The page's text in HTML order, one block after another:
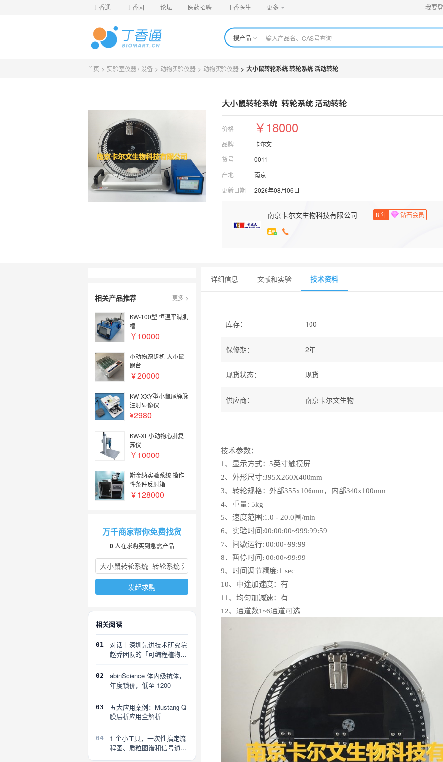
丁香通 丁香园 论坛 医药招聘 丁香医生 更多 我要
搜产品
首页 > 实验室仪器 / 设备 > 动物实验仪器 > 动物实验仪器 > 大小鼠转轮系统 转轮系统 活动转轮
大小鼠转轮系统  转轮系统 活动转轮
价格 ￥18000
品牌
卡尔文
货号
0011
产地
南京
更新日期
2026年08月06日
南京卡尔文生物科技有限公司 8 年 钻石会员
相关产品推荐 更多 >
KW-100型 恒温平滑肌
槽
￥10000
小动物跑步机 大小鼠
跑台
￥20000
KW-XXY型小鼠尾静脉
注射显像仪
¥2980
KW-XF小动物心肺复
苏仪
￥10000
斯金纳实验系统 操作
性条件反射箱
￥128000
万千商家帮你免费找货
0 人在求购买到急需产品
发起求购
相关阅读
01
对话丨深圳先进技术研究院
赵乔团队的「可编程植物」
02
abinScience 体内级抗体，
年度锁价，低至 1200
03
五大应用案例：Mustang Q
膜层析应用全解析
04
1 个小工具，一次性搞定流
程图、质粒图谱和信号通路
详细信息 文献和实验 技术资料
库存： 100
保修期： 2年
现货状态： 现货
供应商： 南京卡尔文生物
技术参数：
1、显示方式：5英寸触摸屏
2、外形尺寸:395X260X400mm
3、转轮规格：外部355x106mm，内部340x100mm
4、重量: 5kg
5、速度范围 :1.0 - 20.0 圈/min
6、实验时间 :00:00:00~999:99:59
7、间歇运行: 00:00~99:99
8、暂停时间 : 00:00~99:99
9、时间调节精度:1 sec
10、中途加速度：有
11、均匀加减速：有
12、通道数1~6通道可选